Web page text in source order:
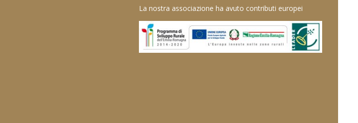
La nostra associazione ha avuto contributi europei